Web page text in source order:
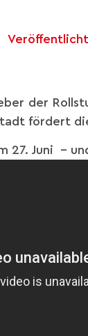
der
fördert
27. Juni –